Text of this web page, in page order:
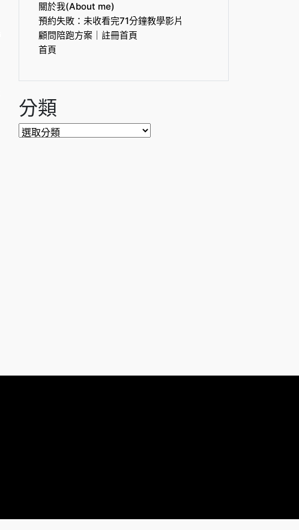
關於我(About me)
預約失敗：未收看完71分鐘教學影片
顧問陪跑方案｜註冊首頁
首頁
分類
分